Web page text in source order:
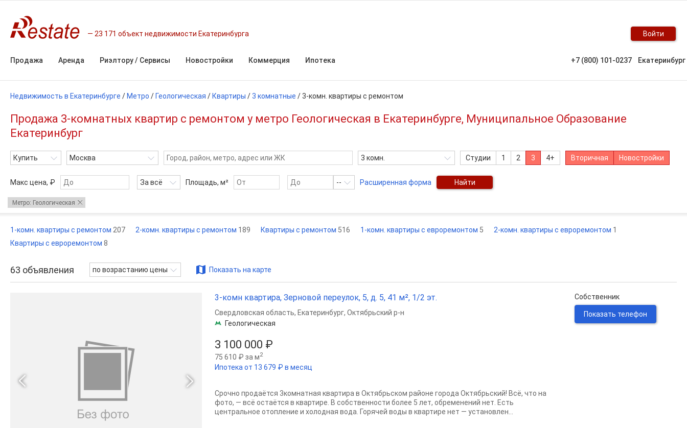
23 171 объект недвижимости Екатеринбурга Войти
Продажа Аренда Риэлтору / Сервисы Новостройки Коммерция Ипотека +7 (800) 101-0237 Екатеринбург
Недвижимость в Екатеринбурге / Метро / Геологическая / Квартиры /3 комнатные /3-комн. квартиры с ремонтом
Продажа 3-комнатных квартир с ремонтом у метро Геологическая в Екатеринбурге, Муниципальное Образование
Екатеринбург
Купить Москва 3 комн. Студии 1 2 3 4+ Вторичная Новостройки
Макс цена, ₽ За всё Площадь, м² -- Расширенная форма Найти
Метро: Геологическая
1-комн. квартиры с ремонтом 207 2-комн. квартиры с ремонтом 189 Квартиры с ремонтом 516 1-комн. квартиры с евроремонтом 5 2-комн. квартиры с евроремонтом 1
Квартиры с евроремонтом 8
63 объявления по возрастанию цены Показать на карте
3-комн квартира, Зерновой переулок, 5, д. 5, 41 м², 1/2 эт.
3 100 000 ₽
75 610 ₽ за м2
Ипотека от 13 679 ₽ в месяц
Свердловская область, Екатеринбург, Октябрьский р-н
Геологическая
Срочно продаётся 3комнатная квартира в Октябрьском районе города Октябрьский! Всё, что на
фото, — всё остаётся в квартире. В собственности более 5 лет, обременений нет. Есть
центральное отопление и холодная вода. Горячей воды в квартире нет — установлен...
Собственник
Показать телефон